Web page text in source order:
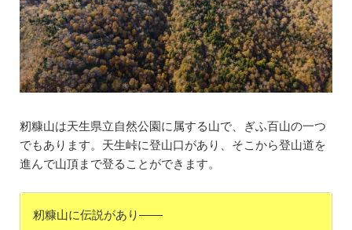
籾糠山は天生県立自然公園に属する山で、ぎふ百山の一つ
でもあります。天生峠に登山口があり、そこから登山道を
進んで山頂まで登ることができます。
籾糠山に伝説があり――